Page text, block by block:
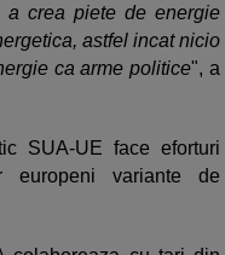
a crea piete de energie
astfel incat nicio
ca arme politice", a
SUA-UE face eforturi
europeni variante de